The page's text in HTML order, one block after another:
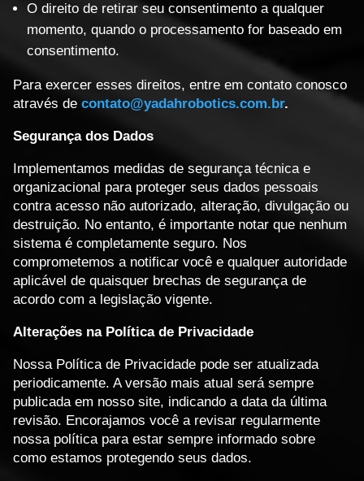
O direito de retirar seu consentimento a qualquer
momento, quando o processamento for baseado em
consentimento.
Para exercer esses direitos, entre em contato conosco
através de contato@yadahrobotics.com.br.
Segurança dos Dados
Implementamos medidas de segurança técnica e
organizacional para proteger seus dados pessoais
contra acesso não autorizado, alteração, divulgação ou
destruição. No entanto, é importante notar que nenhum
sistema é completamente seguro. Nos
comprometemos a notificar você e qualquer autoridade
aplicável de quaisquer brechas de segurança de
acordo com a legislação vigente.
Alterações na Política de Privacidade
Nossa Política de Privacidade pode ser atualizada
periodicamente. A versão mais atual será sempre
publicada em nosso site, indicando a data da última
revisão. Encorajamos você a revisar regularmente
nossa política para estar sempre informado sobre
como estamos protegendo seus dados.